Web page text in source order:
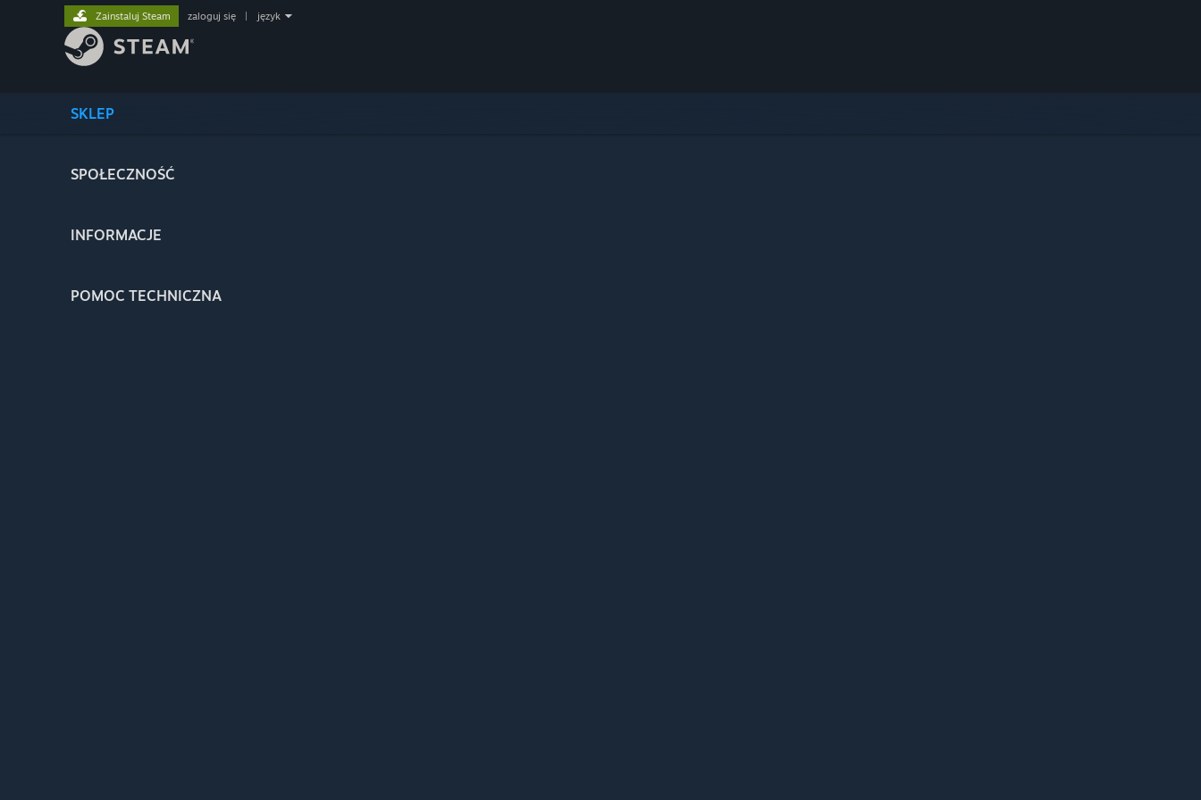
SKLEP
SPOŁECZNOŚĆ
INFORMACJE
POMOC TECHNICZNA
Zainstaluj Steam zaloguj się język